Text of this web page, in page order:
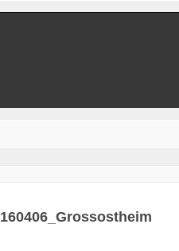
160406_Grossostheim